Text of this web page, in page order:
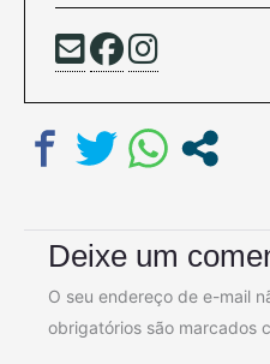
Deixe um
O seu endereço de e-mail
obrigatórios são marcados